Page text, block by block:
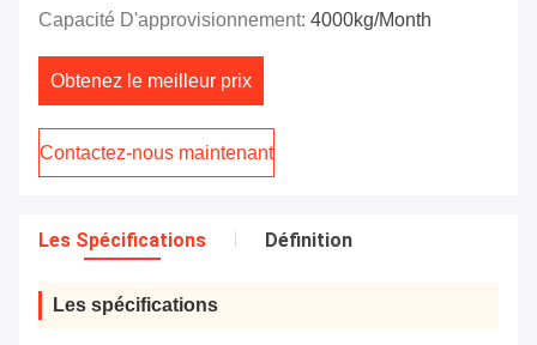
Capacité D'approvisionnement: 4000kg/Month
Obtenez le meilleur prix
Contactez-nous maintenant
Les Spécifications Définition
Les spécifications